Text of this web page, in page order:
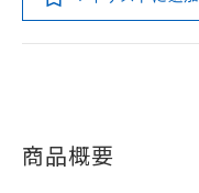
商品概要